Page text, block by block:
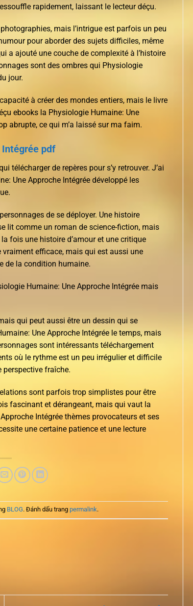
rapidement, laissant le lecteur déçu.
mais l’intrigue est parfois un peu
pour aborder des sujets difficiles, même
a ajouté une couche de complexité à l’histoire
sont des ombres qui Physiologie
jour.
à créer des mondes entiers, mais le livre
ebooks la Physiologie Humaine: Une
abrupte, ce qui m’a laissé sur ma faim.
Intégrée pdf
télécharger de repères pour s’y retrouver. J’ai
Une Approche Intégrée développé les
de se déployer. Une histoire
lit comme un roman de science-fiction, mais
fois une histoire d’amour et une critique
efficace, mais qui est aussi une
de la condition humaine.
Humaine: Une Approche Intégrée mais
qui peut aussi être un dessin qui se
Une Approche Intégrée le temps, mais
sont intéressants téléchargement
où le rythme est un peu irrégulier et difficile
perspective fraîche.
sont parfois trop simplistes pour être
fascinant et dérangeant, mais qui vaut la
Intégrée thèmes provocateurs et ses
une certaine patience et une lecture
BLOG. Đánh dấu trang permalink.